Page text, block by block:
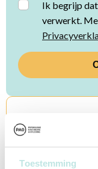
Toestemming
Instemming
Ik begrijp
verwerkt.
Heb je een
Onze
contact met ze